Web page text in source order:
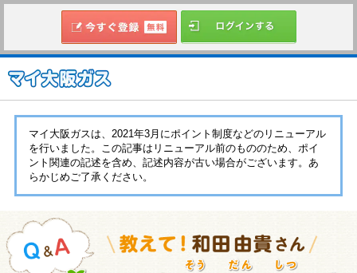
マイ大阪ガスは、2021年3月にポイント制度などのリニューアル
を行いました。この記事はリニューアル前のもののため、ポイ
ント関連の記述を含め、記述内容が古い場合がございます。あ
らかじめご了承ください。